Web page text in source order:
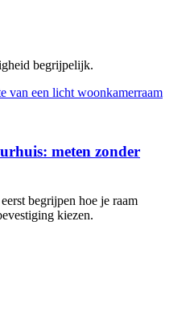
begrijpelijk.
meten zonder
begrijpen hoe je raam
kiezen.